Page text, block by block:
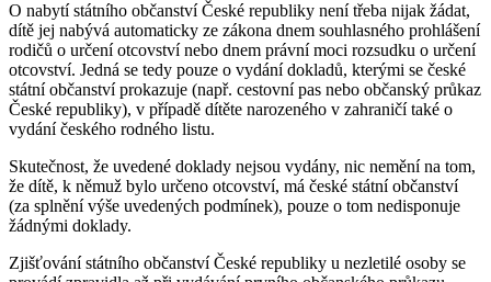
O nabytí státního občanství České republiky není třeba nijak žádat,
dítě jej nabývá automaticky ze zákona dnem souhlasného prohlášení
rodičů o určení otcovství nebo dnem právní moci rozsudku o určení
otcovství. Jedná se tedy pouze o vydání dokladů, kterými se české
státní občanství prokazuje (např. cestovní pas nebo občanský průkaz
České republiky), v případě dítěte narozeného v zahraničí také o
vydání českého rodného listu.
Skutečnost, že uvedené doklady nejsou vydány, nic nemění na tom,
že dítě, k němuž bylo určeno otcovství, má české státní občanství
(za splnění výše uvedených podmínek), pouze o tom nedisponuje
žádnými doklady.
Zjišťování státního občanství České republiky u nezletilé osoby se